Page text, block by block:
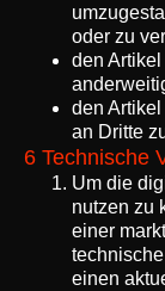
oder zu
den
den
an Dritte
6 Technische
Um die
nutzen zu
einer
einen